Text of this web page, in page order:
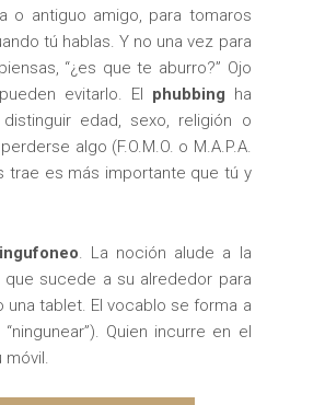
o antiguo amigo, para tomaros
tú hablas. Y no una vez para
“¿es que te aburro?” Ojo
evitarlo. El phubbing ha
edad, sexo, religión o
algo (F.O.M.O. o M.A.P.A.
trae es más importante que tú y
. La noción alude a la
sucede a su alrededor para
tablet. El vocablo se forma a
Quien incurre en el